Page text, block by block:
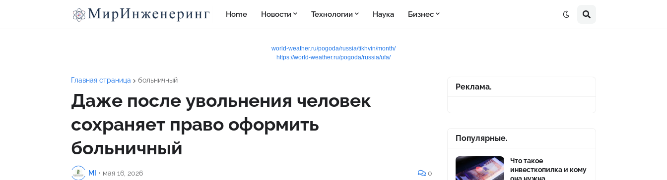
Home Новости Технологии Наука Бизнес
world-weather.ru/pogoda/russia/tikhvin/month/
https://world-weather.ru/pogoda/russia/ufa/
Главная страница больничный
Даже после увольнения человек
сохраняет право оформить
больничный
MI • мая 16, 2026 0
Реклама.
Популярные.
Что такое
инвесткопилка и кому